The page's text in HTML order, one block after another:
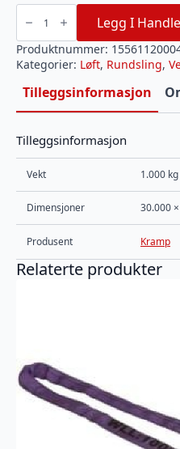
Sirkelsling
t
arbeidslengde
2
m
Legg I
Produktnummer:
Kategorier: Løft, Rundsling,
Tilleggsinformasjon
Tilleggsinformasjon
Vekt 1.000 kg
Dimensjoner 30.000
Produsent Kramp
Relaterte produkter